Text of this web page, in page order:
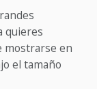
quieres
mostrarse en
el tamaño